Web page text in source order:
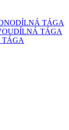
TÁGA
TÁGA
TÁGA